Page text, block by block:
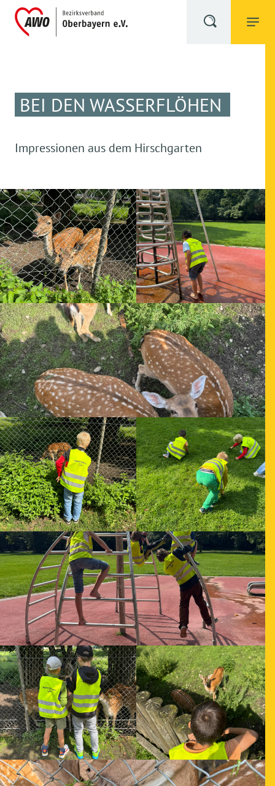
BEI DEN WASSERFLÖHEN
Impressionen aus dem Hirschgarten